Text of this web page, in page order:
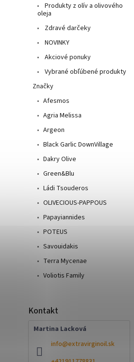
Produkty z olív a olivového
oleja
Zdravé darčeky
NOVINKY
Akciové ponuky
Vybrané obľúbené produkty
Značky
Afesmos
Agria Melissa
Argeon
Black Garlic DownVillage
Dakry Olive
Green&Blu
Ládi Tsouderos
OLIVECIOUS-PAPPOUS
Papayiannides
POTEUS
Savouidakis
Terra Mycenae
Voliotis Family
Kontakt
Martina Lacková
info@extravirginoil.sk